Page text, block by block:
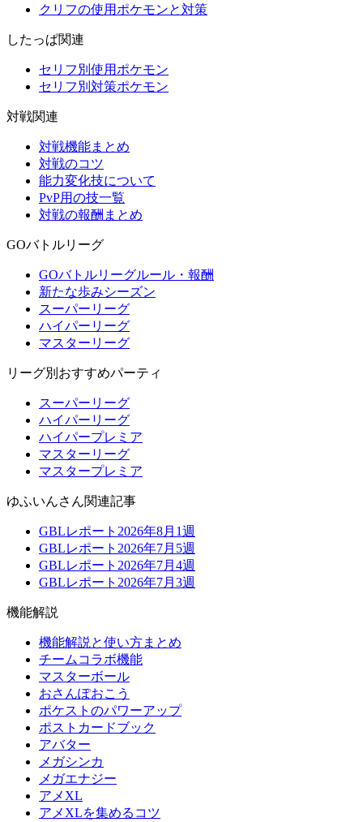
クリフの使用ポケモンと対策
したっぱ関連
セリフ別使用ポケモン
セリフ別対策ポケモン
対戦関連
対戦機能まとめ
対戦のコツ
能力変化技について
PvP用の技一覧
対戦の報酬まとめ
GOバトルリーグ
GOバトルリーグルール・報酬
新たな歩みシーズン
スーパーリーグ
ハイパーリーグ
マスターリーグ
リーグ別おすすめパーティ
スーパーリーグ
ハイパーリーグ
ハイパープレミア
マスターリーグ
マスタープレミア
ゆふいんさん関連記事
GBLレポート2026年8月1週
GBLレポート2026年7月5週
GBLレポート2026年7月4週
GBLレポート2026年7月3週
機能解説
機能解説と使い方まとめ
チームコラボ機能
マスターボール
おさんぽおこう
ポケストのパワーアップ
ポストカードブック
アバター
メガシンカ
メガエナジー
アメXL
アメXLを集めるコツ